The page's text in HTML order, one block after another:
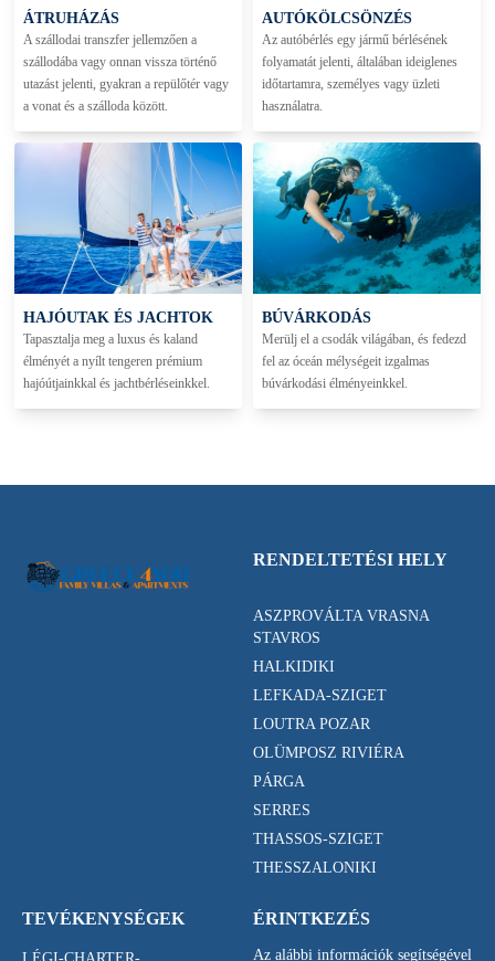
ÁTRUHÁZÁS
A szállodai transzfer jellemzően a
szállodába vagy onnan vissza történő
utazást jelenti, gyakran a repülőtér vagy
a vonat és a szálloda között.
AUTÓKÖLCSÖNZÉS
Az autóbérlés egy jármű bérlésének
folyamatát jelenti, általában ideiglenes
időtartamra, személyes vagy üzleti
használatra.
HAJÓUTAK ÉS JACHTOK
Tapasztalja meg a luxus és kaland
élményét a nyílt tengeren prémium
hajóútjainkkal és jachtbérléseinkkel.
BÚVÁRKODÁS
Merülj el a csodák világában, és fedezd
fel az óceán mélységeit izgalmas
búvárkodási élményeinkkel.
RENDELTETÉSI HELY
ASZPROVÁLTA VRASNA
STAVROS
HALKIDIKI
LEFKADA-SZIGET
LOUTRA POZAR
OLÜMPOSZ RIVIÉRA
PÁRGA
SERRES
THASSOS-SZIGET
THESSZALONIKI
TEVÉKENYSÉGEK ÉRINTKEZÉS
Az alábbi információk segítségével